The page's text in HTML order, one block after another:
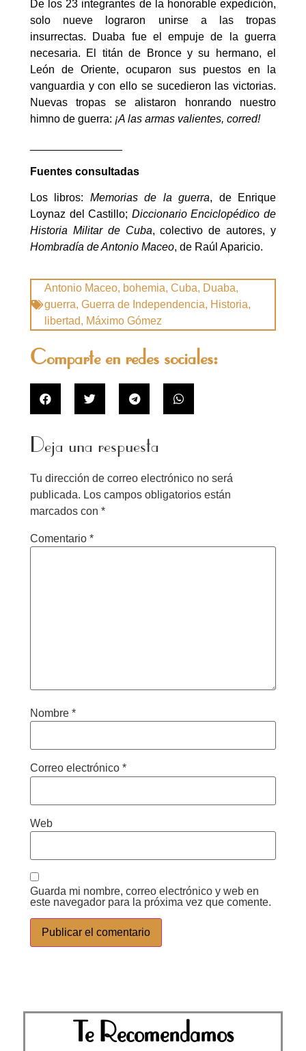
De los 23 integrantes de la honorable expedición,
solo nueve lograron unirse a las tropas
insurrectas. Duaba fue el empuje de la guerra
necesaria. El titán de Bronce y su hermano, el
León de Oriente, ocuparon sus puestos en la
vanguardia y con ello se sucedieron las victorias.
Nuevas tropas se alistaron honrando nuestro
himno de guerra: ¡A las armas valientes, corred!
Fuentes consultadas
Los libros: Memorias de la guerra, de Enrique
Loynaz del Castillo; Diccionario Enciclopédico de
Historia Militar de Cuba, colectivo de autores, y
Hombradía de Antonio Maceo, de Raúl Aparicio.
Antonio Maceo, bohemia, Cuba, Duaba,
guerra, Guerra de Independencia, Historia,
libertad, Máximo Gómez
Comparte en redes sociales:
Deja una respuesta
Tu dirección de correo electrónico no será
publicada. Los campos obligatorios están
marcados con *
Comentario *
Nombre *
Correo electrónico *
Web
Guarda mi nombre, correo electrónico y web en
este navegador para la próxima vez que comente.
Te Recomendamos